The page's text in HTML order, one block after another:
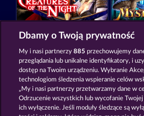
Creatures of the Night Mystic Force
The Griffin Magic Stone
Dbamy o Twoją prywatność
My i nasi partnerzy885 przechowujemy
przeglądania lub unikalne identyfikatory, i
dostęp na Twoim urządzeniu. Wybranie
technologiom śledzenia wspieranie celów
„My i nasi partnerzy przetwarzamy dane w
Odrzucenie wszystkich lub wycofanie
ich wyłączenie. Jeśli moduły śledzące są